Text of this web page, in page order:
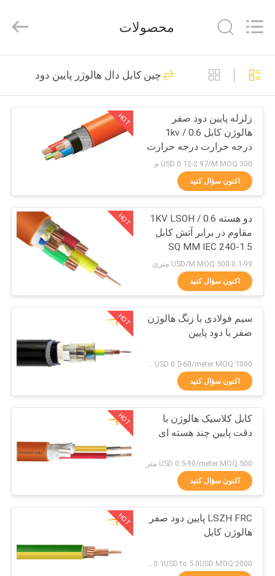
خانه
محصولات
فیلم
های
نمایش
دربارهی
کارخانه
کنترل
کیفیت
اخبار
BLOG
Cable
(Group)
All
Reserved.
کابل برق ایزوله XLPE
306
زره پوش کابل برق
244
کابل های عایق بندی
پی وی سی
203
کابل سیم برق
197
محصولات
چین کابل دال هالوژر پایین دود
HOT
زلزله پایین دود صفر
هالوژن کابل 0.6 / 1kv
درجه حرارت درجه حرارت
90 درجه
USD 0.12-2.97/M MOQ:300 م
اکنون سؤال کنید
HOT
دو هسته 0.6 / 1KV LSOH
مقاوم در برابر آتش کابل
1.5-240 SQ MM IEC
60332
0.1-99 USD/M MOQ:500 متری
اکنون سؤال کنید
HOT
سیم فولادی با زنگ هالوژن
صفر با دود پایین
اکنون سؤال کنید
HOT
کابل کلاسیک هالوژن با
دقت پایین چند هسته ای
USD 0.5-90/meter MOQ:500 متر
اکنون سؤال کنید
HOT
LSZH FRC پایین دود صفر
هالوژن کابل
0.1USD to 5.0USD MOQ:2000 متر